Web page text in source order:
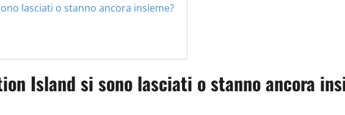
lasciati o stanno ancora insieme?
Island si sono lasciati o stanno ancora